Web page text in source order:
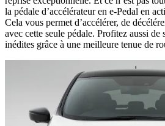
la pédale d’accélérateur en e-Pedal en
Cela vous permet d’accélérer, de
avec cette seule pédale. Profitez aussi de
inédites grâce à une meilleure tenue de